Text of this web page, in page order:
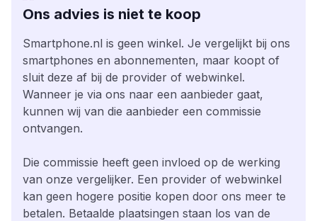
Ons advies is niet te koop
Smartphone.nl is geen winkel. Je vergelijkt bij ons
smartphones en abonnementen, maar koopt of
sluit deze af bij de provider of webwinkel.
Wanneer je via ons naar een aanbieder gaat,
kunnen wij van die aanbieder een commissie
ontvangen.
Die commissie heeft geen invloed op de werking
van onze vergelijker. Een provider of webwinkel
kan geen hogere positie kopen door ons meer te
betalen. Betaalde plaatsingen staan los van de